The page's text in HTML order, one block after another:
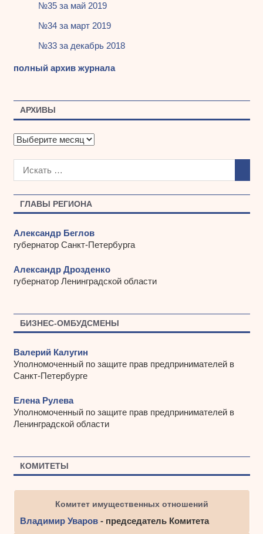
ГЛАВЫ РЕГИОНА
Александр Беглов
губернатор Санкт-Петербурга
Александр Дрозденко
губернатор Ленинградской области
БИЗНЕС-ОМБУДСМЕНЫ
Валерий Калугин
Уполномоченный по защите прав предпринимателей в
Санкт-Петербурге
Елена Рулева
Уполномоченный по защите прав предпринимателей в
Ленинградской области
КОМИТЕТЫ
Комитет имущественных отношений
Владимир Уваров- председатель Комитета
№35 за май 2019
№34 за март 2019
№33 за декабрь 2018
полный архив журнала
АРХИВЫ
А
х
ы